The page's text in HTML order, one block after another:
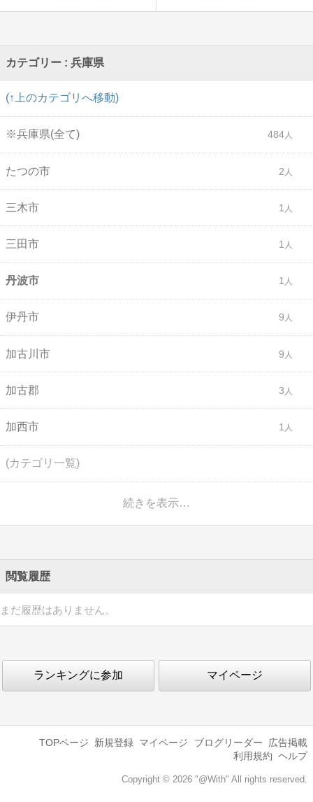
カテゴリー : 兵庫県
(↑上のカテゴリへ移動)
※兵庫県(全て) 484
たつの市 2
三木市 1
三田市 1
丹波市 1
伊丹市 9
加古川市 9
加古郡 3
加西市 1
(カテゴリ一覧)
続きを表示…
閲覧履歴
まだ履歴はありません。
ランキングに参加 マイページ
TOPページ 新規登録 マイページ ブログリーダー
広告掲載
利用規約 ヘルプ
Copyright © 2026 "@With" All rights reserved.